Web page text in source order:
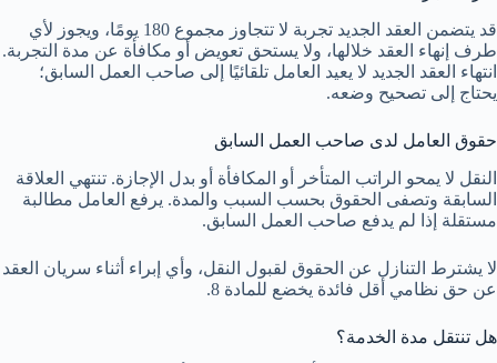
قد يتضمن العقد الجديد تجربة لا تتجاوز مجموع 180 يومًا، ويجوز لأي
طرف إنهاء العقد خلالها، ولا يستحق تعويض أو مكافأة عن مدة التجربة.
انتهاء العقد الجديد لا يعيد العامل تلقائيًا إلى صاحب العمل السابق؛
يحتاج إلى تصحيح وضعه.
حقوق العامل لدى صاحب العمل السابق
النقل لا يمحو الراتب المتأخر أو المكافأة أو بدل الإجازة. تنتهي العلاقة
السابقة وتصفى الحقوق بحسب السبب والمدة. يرفع العامل مطالبة
مستقلة إذا لم يدفع صاحب العمل السابق.
لا يشترط التنازل عن الحقوق لقبول النقل، وأي إبراء أثناء سريان العقد
عن حق نظامي أقل فائدة يخضع للمادة 8.
هل تنتقل مدة الخدمة؟